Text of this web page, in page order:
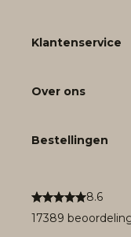
8.6
17389
Klantenservice
Over ons
Bestellingen